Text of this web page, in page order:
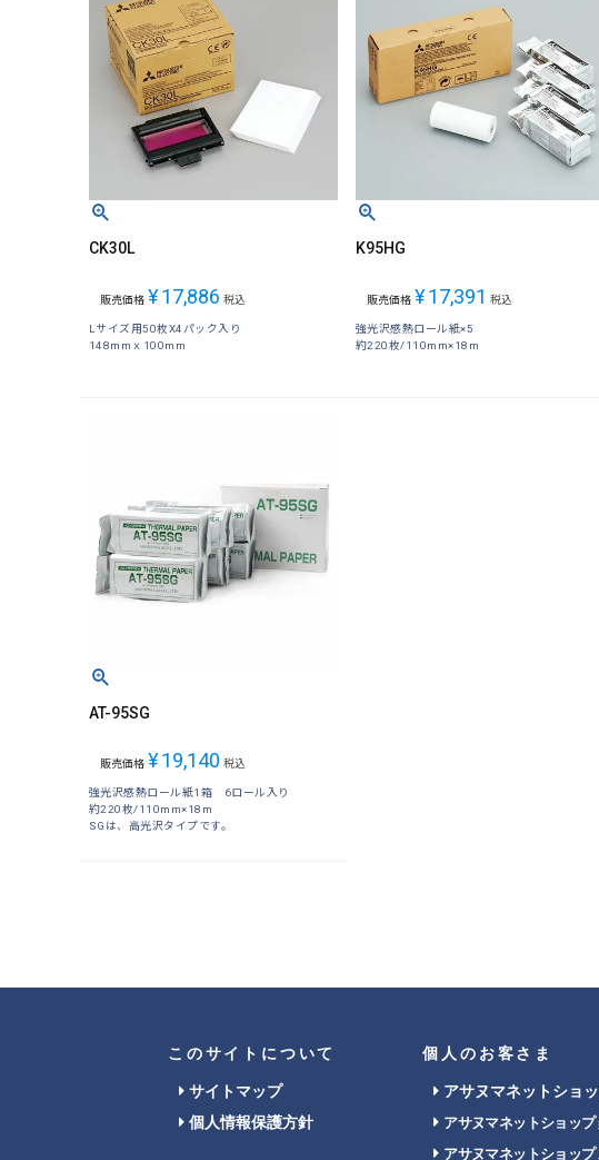
CK30L
販売価格 ¥17,886 税込
Lサイズ用50枚X4パック入り
148mmｘ100mm
K95HG
販売価格 ¥17,391 税込
強光沢感熱ロール紙×5
約220枚/110mm×18m
AT-95SG
販売価格 ¥19,140 税込
強光沢感熱ロール紙1箱 6ロール入り
約220枚/110mm×18m
SGは、高光沢タイプです。
このサイトについて
サイトマップ
個人情報保護方針
個人のお客さま
アサヌマネットショ
アサヌマネットショップ
アサヌマネットショップ